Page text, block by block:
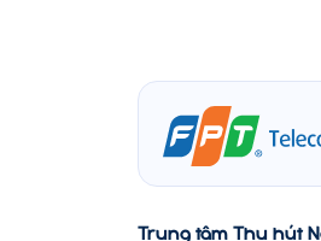
Trung tâm Thu hút